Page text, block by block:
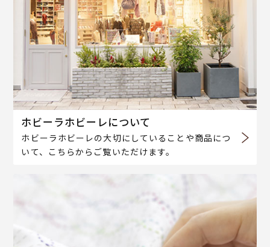
ホビーラホビーレについて
ホビーラホビーレの大切にしていることや商品につ
いて、こちらからご覧いただけます。